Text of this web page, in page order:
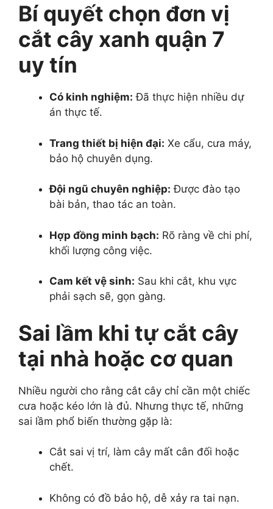
Bí quyết chọn đơn vị
cắt cây xanh quận 7
uy tín
Có kinh nghiệm: Đã thực hiện nhiều dự
án thực tế.
Trang thiết bị hiện đại: Xe cẩu, cưa máy,
bảo hộ chuyên dụng.
Đội ngũ chuyên nghiệp: Được đào tạo
bài bản, thao tác an toàn.
Hợp đồng minh bạch: Rõ ràng về chi phí,
khối lượng công việc.
Cam kết vệ sinh: Sau khi cắt, khu vực
phải sạch sẽ, gọn gàng.
Sai lầm khi tự cắt cây
tại nhà hoặc cơ quan
Nhiều người cho rằng cắt cây chỉ cần một chiếc
cưa hoặc kéo lớn là đủ. Nhưng thực tế, những
sai lầm phổ biến thường gặp là:
Cắt sai vị trí, làm cây mất cân đối hoặc
chết.
Không có đồ bảo hộ, dễ xảy ra tai nạn.